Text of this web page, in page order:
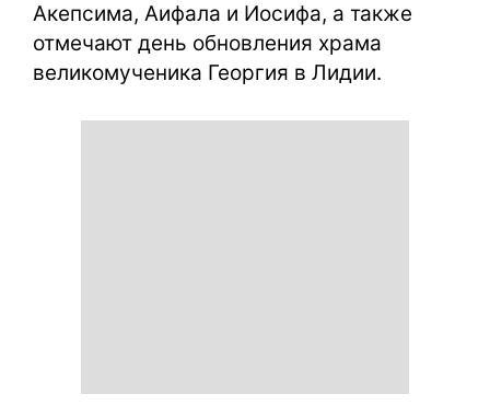
Акепсима, Аифала и Иосифа, а также
отмечают день обновления храма
великомученика Георгия в Лидии.